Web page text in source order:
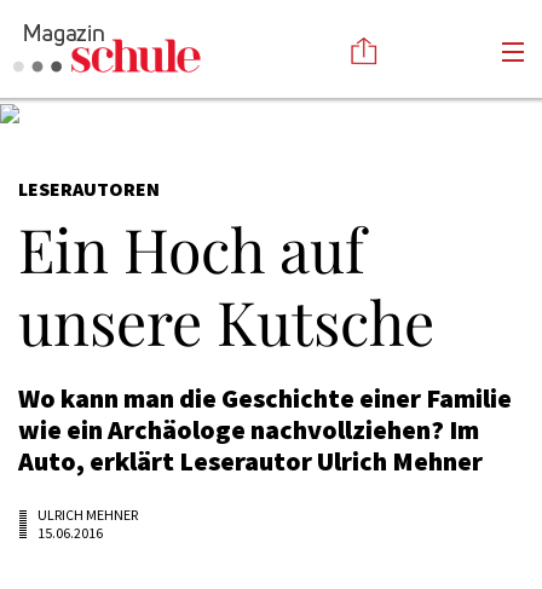
Online-Magazin
Newsletter
Mediadaten
Impressum
Kommentieren
Abonnieren
Anmelden
LESERAUTOREN
Ein Hoch auf
unsere Kutsche
Wo kann man die Geschichte einer Familie
wie ein Archäologe nachvollziehen? Im
Auto, erklärt Leserautor Ulrich Mehner
ULRICH MEHNER
15.06.2016